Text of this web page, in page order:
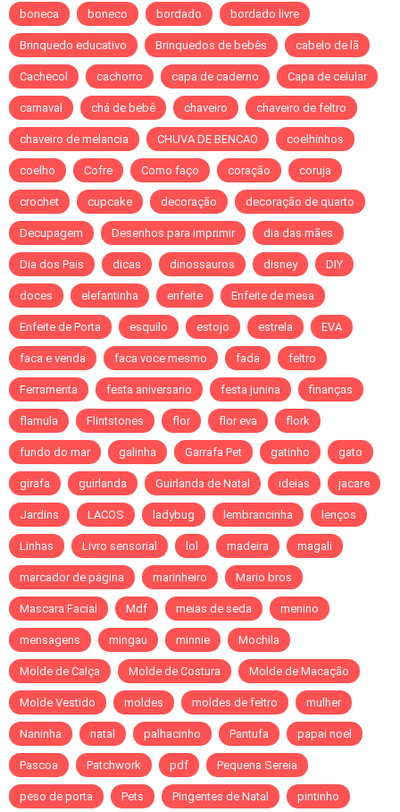
boneca boneco bordado bordado livre
Brinquedo educativo Brinquedos de bebês cabelo de lã
Cachecol cachorro capa de caderno Capa de celular
carnaval chá de bebê chaveiro chaveiro de feltro
chaveiro de melancia CHUVA DE BENCAO coelhinhos
coelho Cofre Como faço coração coruja
crochet cupcake decoração decoração de quarto
Decupagem Desenhos para imprimir dia das mães
Dia dos Pais dicas dinossauros disney DIY
doces elefantinha enfeite Enfeite de mesa
Enfeite de Porta esquilo estojo estrela EVA
faca e venda faca voce mesmo fada feltro
Ferramenta festa aniversario festa junina finanças
flamula Flintstones flor flor eva flork
fundo do mar galinha Garrafa Pet gatinho gato
girafa guirlanda Guirlanda de Natal ideias jacare
Jardins LACOS ladybug lembrancinha lenços
Linhas Livro sensorial lol madeira magali
marcador de página marinheiro Mario bros
Mascara Facial Mdf meias de seda menino
mensagens mingau minnie Mochila
Molde de Calça Molde de Costura Molde de Macação
Molde Vestido moldes moldes de feltro mulher
Naninha natal palhacinho Pantufa papai noel
Pascoa Patchwork pdf Pequena Sereia
peso de porta Pets Pingentes de Natal pintinho